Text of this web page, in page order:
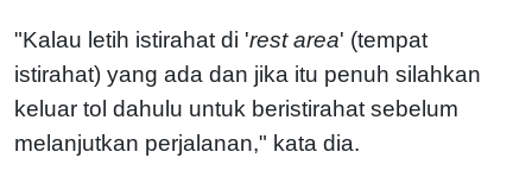
"Kalau letih istirahat di 'rest area' (tempat
istirahat) yang ada dan jika itu penuh silahkan
keluar tol dahulu untuk beristirahat sebelum
melanjutkan perjalanan," kata dia.